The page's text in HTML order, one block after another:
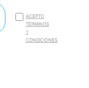
ACEPTO
TÉRMINOS
Y
CONDICIONES